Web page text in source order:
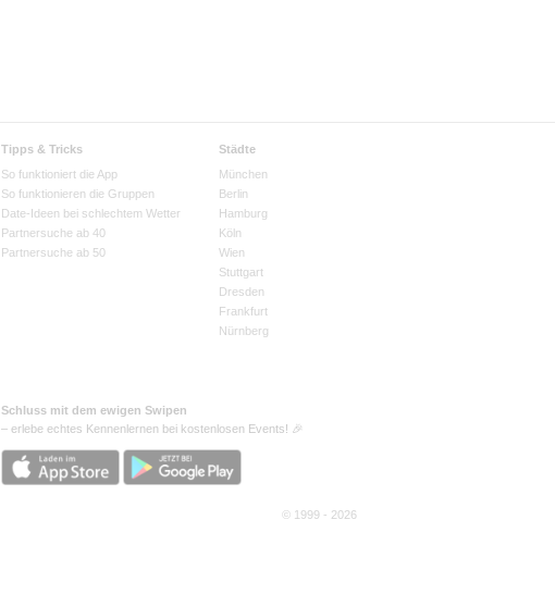
Tipps & Tricks
So funktioniert die App
So funktionieren die Gruppen
Date-Ideen bei schlechtem Wetter
Partnersuche ab 40
Partnersuche ab 50
Städte
München
Berlin
Hamburg
Köln
Wien
Stuttgart
Dresden
Frankfurt
Nürnberg
Schluss mit dem ewigen Swipen
– erlebe echtes Kennenlernen bei kostenlosen Events! 🎉
© 1999 - 2026